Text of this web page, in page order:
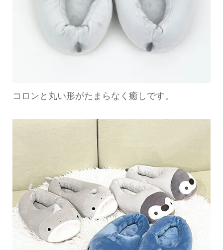
コロンと丸い形がたまらなく癒しです。